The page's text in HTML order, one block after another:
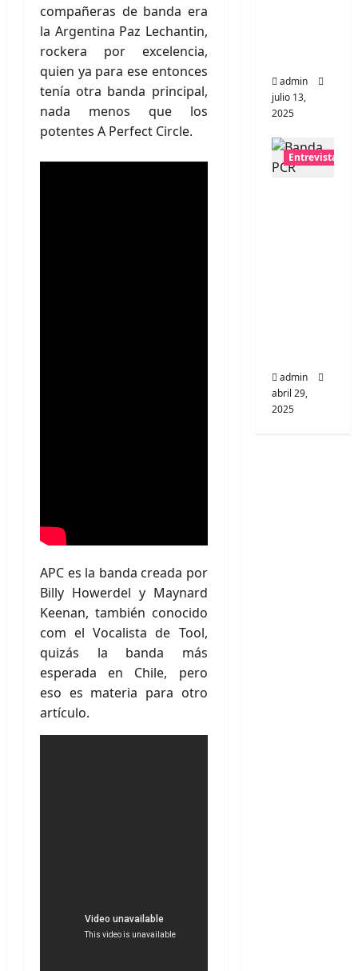
compañeras de banda era
la Argentina Paz Lechantin,
rockera por excelencia,
quien ya para ese entonces
tenía otra banda principal,
nada menos que los
potentes A Perfect Circle.
APC es la banda creada por
Billy Howerdel y Maynard
Keenan, también conocido
com el Vocalista de Tool,
quizás la banda más
esperada en Chile, pero
eso es materia para otro
artículo.
admin
julio 13,
2025
Entrevistas
admin
abril 29,
2025